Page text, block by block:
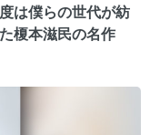
は僕らの世代が紡
榎本滋民の名作